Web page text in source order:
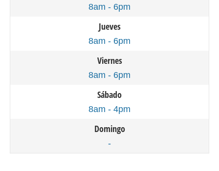
8am - 6pm
Jueves
8am - 6pm
Viernes
8am - 6pm
Sábado
8am - 4pm
Domingo
-